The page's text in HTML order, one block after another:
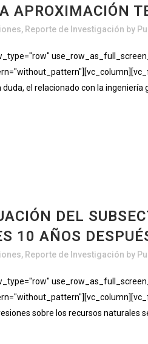
APROXIMACIÓN
, Reporte de Investigación by
el relacionado con la
DEL
10 AÑOS
, Reporte de Investigación by
sobre los recursos naturales